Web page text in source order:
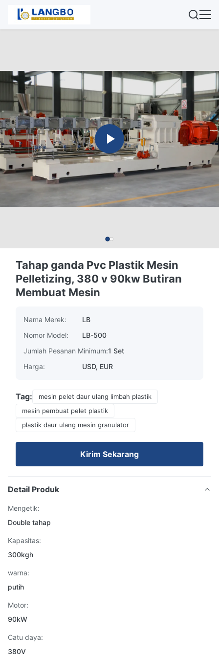
Tahap ganda Pvc Plastik Mesin
Pelletizing, 380 v 90kw Butiran
Membuat Mesin
Nama Merek:
LB
Nomor Model:
LB-500
Jumlah Pesanan Minimum:1 Set
Harga:
USD, EUR
Tag:
mesin pelet daur ulang limbah plastik
mesin pembuat pelet plastik
plastik daur ulang mesin granulator
Kirim Sekarang
Detail Produk
Mengetik:
Double tahap
Kapasitas:
300kgh
warna:
putih
Motor:
90kW
Catu daya:
380V